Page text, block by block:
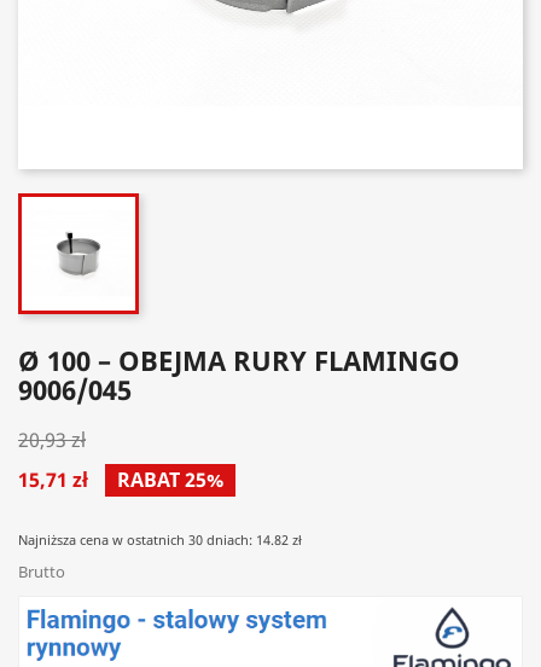
Ø 100 – OBEJMA RURY FLAMINGO
9006/045
20,93 zł
15,71 zł
RABAT 25%
Najniższa cena w ostatnich 30 dniach: 14.82 zł
Brutto